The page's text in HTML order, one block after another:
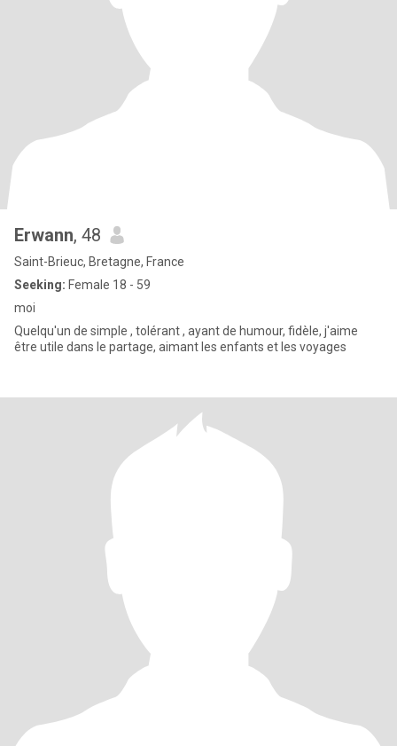
Erwann, 48
Saint-Brieuc, Bretagne, France
Seeking: Female 18 - 59
moi
Quelqu'un de simple , tolérant , ayant de humour, fidèle, j'aime
être utile dans le partage, aimant les enfants et les voyages